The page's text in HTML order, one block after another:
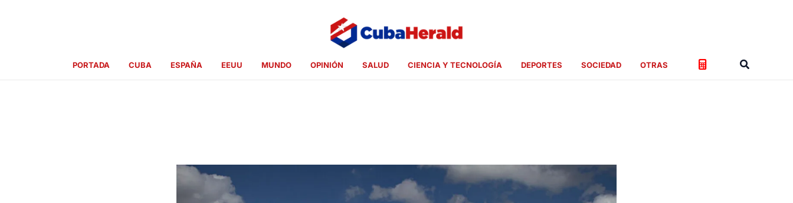
PORTADA CUBA ESPAÑA EEUU MUNDO OPINIÓN SALUD CIENCIA Y TECNOLOGÍA DEPORTES SOCIEDAD OTRAS Buscar